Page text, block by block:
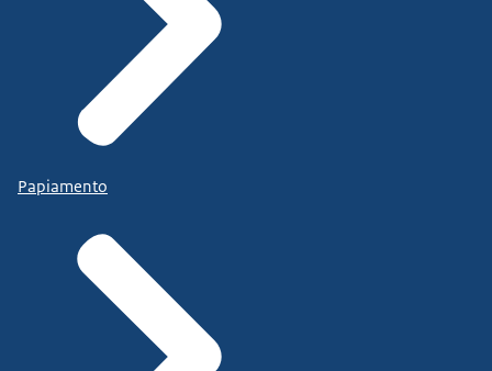
Papiamento